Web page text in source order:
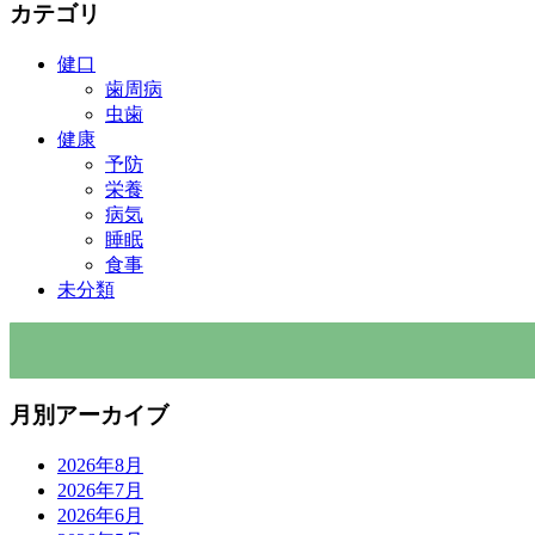
カテゴリ
健口
歯周病
虫歯
健康
予防
栄養
病気
睡眠
食事
未分類
月別アーカイブ
2026年8月
2026年7月
2026年6月